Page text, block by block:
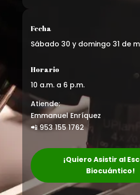
Fecha
Sábado 30 y domingo 31 de
Horario
10 a.m. a 6 p.m.
Atiende:
Emmanuel Enríquez
📲 953 155 1762
¡Quiero Asistir al
Biocuántico!